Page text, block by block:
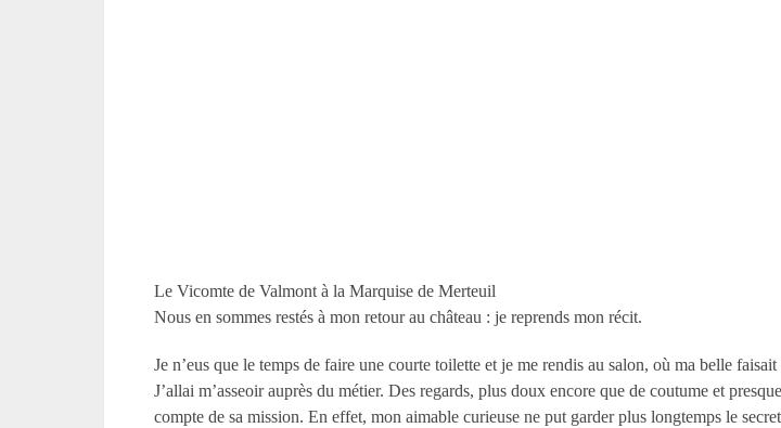
Le Vicomte de Valmont à la Marquise de Merteuil
Nous en sommes restés à mon retour au château : je reprends mon récit.
Je n’eus que le temps de faire une courte toilette et je me rendis au salon, où ma belle
J’allai m’asseoir auprès du métier. Des regards, plus doux encore que de coutume et
compte de sa mission. En effet, mon aimable curieuse ne put garder plus longtemps le